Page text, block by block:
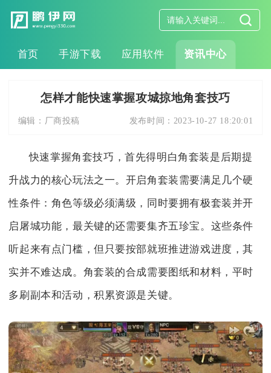
首页 手游下载 应用软件 资讯中心
怎样才能快速掌握攻城掠地角套技巧
编辑： 厂商投稿 发布时间： 2023-10-27 18:20:01
快速掌握角套技巧，首先得明白角套装是后期提
升战力的核心玩法之一。开启角套装需要满足几个硬
性条件：角色等级必须满级，同时要拥有极套装并开
启屠城功能，最关键的还需要集齐五珍宝。这些条件
听起来有点门槛，但只要按部就班推进游戏进度，其
实并不难达成。角套装的合成需要图纸和材料，平时
多刷副本和活动，积累资源是关键。